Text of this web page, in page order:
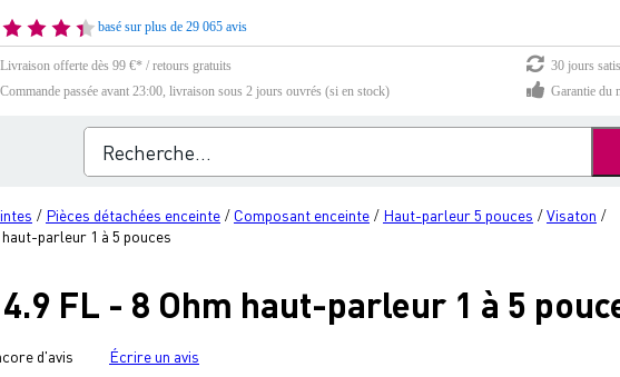
basé sur plus de 29 065 avis
Livraison offerte dès 99 €* / retours gratuits
30 jours
Commande passée avant 23:00, livraison sous 2 jours ouvrés (si en stock)
Garantie du
/ Pièces détachées enceinte / Composant enceinte / Haut-parleur 5 pouces /Visaton /
parleur 1 à 5 pouces
FL - 8 Ohm haut-parleur 1 à 5
d'avis Écrire un avis